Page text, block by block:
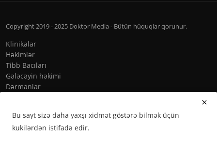
Copyright 2019 - 2025 Doktor Media - Bütün hüquqlar qorunur.
Klinikalar
Həkimlər
Tibb Bacıları
Gələcəyin həkimi
Dərmanlar
Bu sayt sizə daha yaxşı xidmət göstərə bilmək üçün
kukilərdən istifadə edir.